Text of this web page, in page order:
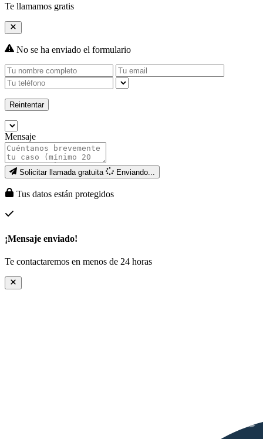
Te llamamos gratis
No se ha enviado el formulario
Reintentar
Mensaje
Solicitar llamada gratuita Enviando...
Tus datos están protegidos
¡Mensaje enviado!
Te contactaremos en menos de 24 horas